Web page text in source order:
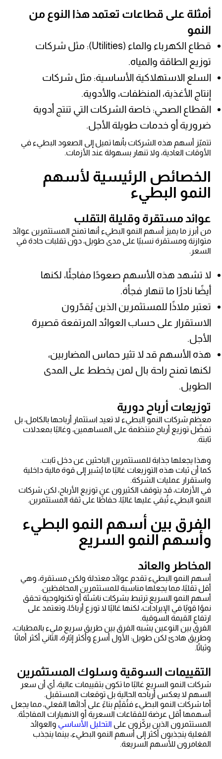
أمثلة على قطاعات تعتمد هذا النوع من
النمو
قطاع الكهرباء والماء (Utilities): مثل شركات
توزيع الطاقة والمياه.
السلع الاستهلاكية الأساسية: مثل شركات
إنتاج الأغذية، المنظفات، والأدوية.
القطاع الصحي: خاصة الشركات التي تنتج أدوية
ضرورية أو خدمات طويلة الأجل.
تتميّز أسهم هذه الشركات بأنها تميل إلى الصعود البطيء في
الأوقات العادية، ولا تنهار بسهولة عند الأزمات.
الخصائص الرئيسية لأسهم
النمو البطيء
عوائد مستقرة وقليلة التقلب
من أبرز ما يميز أسهم النمو البطيء أنها تمنح المستثمرين عوائد
متوازنة ومستقرة نسبيًا على مدى طويل، دون تقلبات حادة في
السعر.
لا تشهد هذه الأسهم صعودًا مفاجئًا، لكنها
أيضًا نادرًا ما تنهار فجأة.
تعتبر ملاذًا للمستثمرين الذين يُقدّرون
الاستقرار على حساب العوائد المرتفعة قصيرة
الأجل.
هذه الأسهم قد لا تثير حماس المضاربين،
لكنها تمنح راحة بال لمن يخطط على المدى
الطويل.
توزيعات أرباح دورية
معظم شركات النمو البطيء لا تعيد استثمار أرباحها بالكامل، بل
تفضّل توزيع أرباح منتظمة على المساهمين، وغالبًا بمعدلات
ثابتة.
وهذا يجعلها جذابة للمستثمرين الباحثين عن دخل ثابت.
كما أن ثبات هذه التوزيعات غالبًا ما يُشير إلى قوة مالية داخلية
واستقرار عمليات الشركة.
في الأزمات، قد يتوقف الكثيرون عن توزيع الأرباح، لكن شركات
النمو البطيء تُبقي عليها غالبًا، حفاظًا على ثقة المستثمرين.
الفرق بين أسهم النمو البطيء
وأسهم النمو السريع
المخاطر والعائد
أسهم النمو البطيء تقدم عوائد معتدلة ولكن مستقرة، وهي
أقل تقلبًا، مما يجعلها مناسبة للمستثمرين المحافظين.
أسهم النمو السريع ترتبط بشركات ناشئة أو تكنولوجية تحقق
نموًا قويًا في الإيرادات، لكنها غالبًا لا توزع أرباحًا، وتعتمد على
ارتفاع القيمة السوقية.
الفرق بين النوعين يشبه الفرق بين طريق سريع مليء بالمطبات،
وطريق هادئ لكن طويل: الأول أسرع وأكثر إثارة، الثاني أكثر أمانًا
وثباتًا.
التقييمات السوقية وسلوك المستثمرين
شركات النمو السريع غالبًا ما تكون بتقييمات عالية، أي أن سعر
السهم لا يعكس أرباحه الحالية بل توقعات المستقبل.
أما شركات النمو البطيء فتُقيَّم بناءً على أدائها الفعلي، مما يجعل
أسهمها أقل عرضة للفقاعات السعرية أو الانهيارات المفاجئة.
المستثمرون الذين يركّزون على التحليل الأساسي والعوائد
الفعلية ينجذبون أكثر إلى أسهم النمو البطيء، بينما ينجذب
المغامرون للأسهم السريعة.